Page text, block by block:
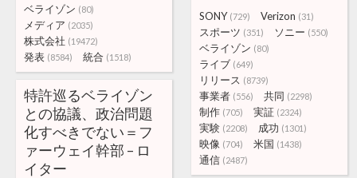
ベライゾン (80)
メディア (2035)
株式会社 (19472)
発表 (8584) 統合 (1518)
SONY (729) Verizon (31)
スポーツ (351) ソニー (550)
ベライゾン (80)
ライブ (649)
リリース (8739)
事業者 (556) 共同 (2298)
制作 (705) 実証 (2324)
実験 (2208) 成功 (1301)
映像 (704) 米国 (1438)
通信 (2487)
特許巡るベライゾン
との協議、政治問題
化すべきでない＝フ
ァーウェイ幹部 – ロ
イター